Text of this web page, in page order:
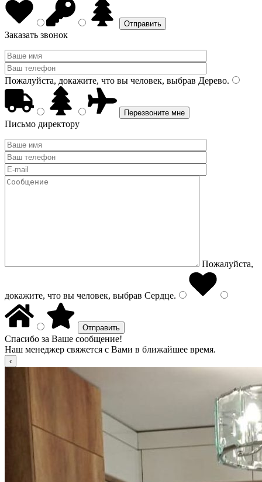
Заказать звонок
Пожалуйста, докажите, что вы человек, выбрав Дерево.
Письмо директору
Пожалуйста,
докажите, что вы человек, выбрав Сердце.
Спасибо за Ваше сообщение!
Наш менеджер свяжется с Вами в ближайшее время.